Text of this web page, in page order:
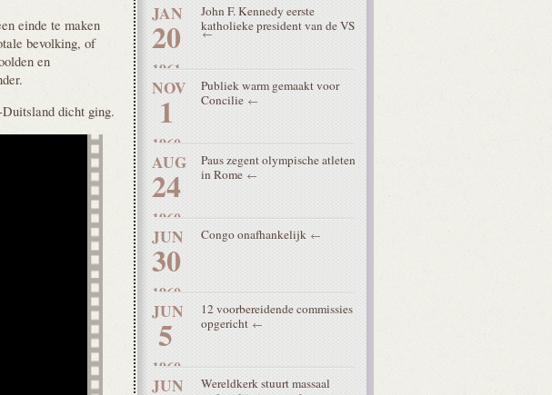
einde te maken
bevolking, of
en
dicht ging.
JAN
20
1961
John F. Kennedy eerste
katholieke president van de VS
NOV
1
1960
Publiek warm gemaakt voor
Concilie
AUG
24
1960
Paus zegent olympische atleten
in Rome
JUN
30
1960
Congo onafhankelijk
JUN
5
1960
12 voorbereidende commissies
opgericht
JUN
Wereldkerk stuurt massaal